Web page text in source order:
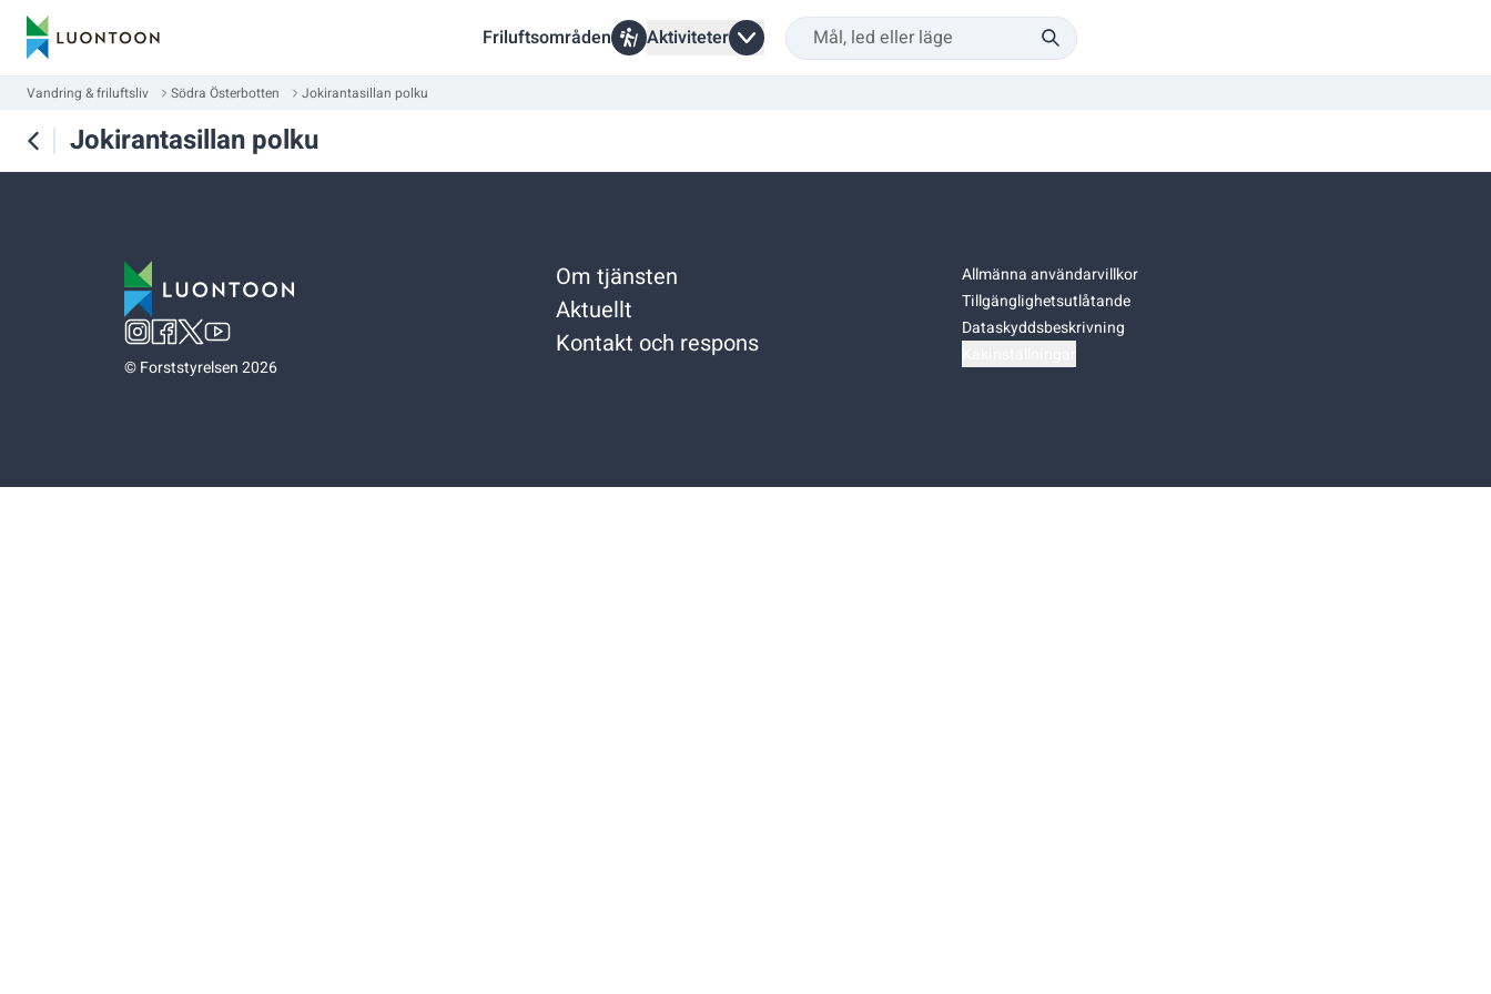
Friluftsområden Aktiviteter
Vandring & friluftsliv Södra Österbotten Jokirantasillan polku
Jokirantasillan polku
©Forststyrelsen 2026
Om tjänsten
Aktuellt
Kontakt och respons
Allmänna användarvillkor
Tillgänglighetsutlåtande
Dataskyddsbeskrivning